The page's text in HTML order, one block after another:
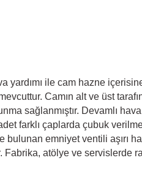
yardımı ile cam hazne
Camın alt ve üst
sağlanmıştır. Devamlı
farklı çaplarda çubuk
emniyet ventili aşırı
Fabrika, atölye ve servislerde